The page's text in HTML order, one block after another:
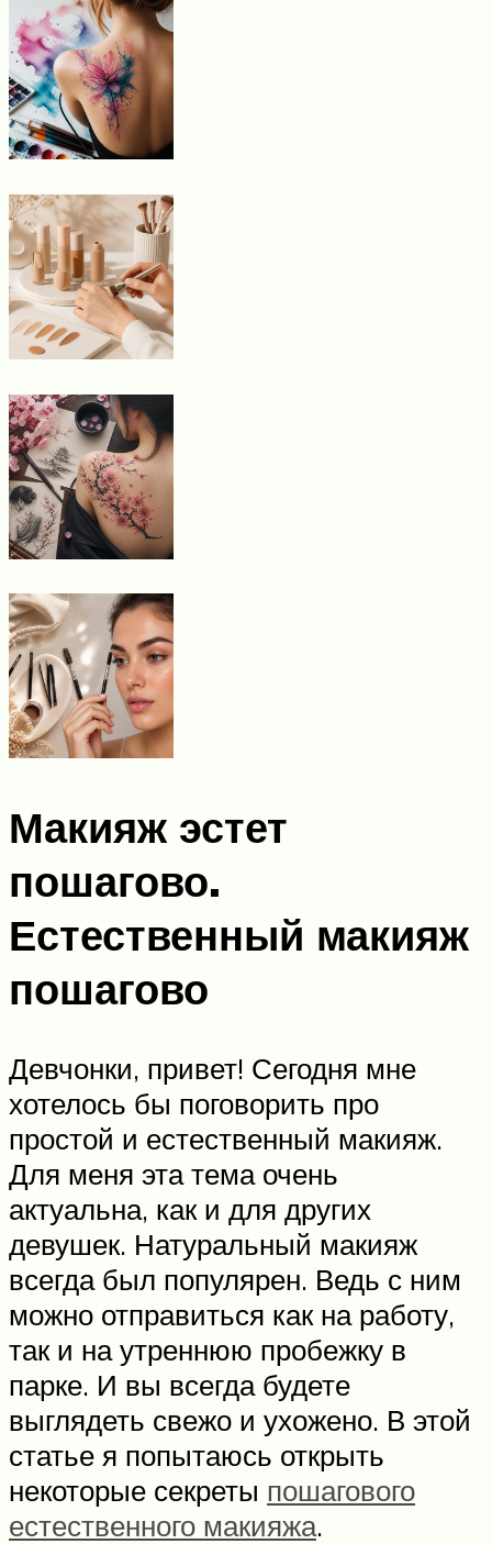
Макияж эстет
пошагово.
Естественный макияж
пошагово
Девчонки, привет! Сегодня мне
хотелось бы поговорить про
простой и естественный макияж.
Для меня эта тема очень
актуальна, как и для других
девушек. Натуральный макияж
всегда был популярен. Ведь с ним
можно отправиться как на работу,
так и на утреннюю пробежку в
парке. И вы всегда будете
выглядеть свежо и ухожено. В этой
статье я попытаюсь открыть
некоторые секреты пошагового
естественного макияжа.